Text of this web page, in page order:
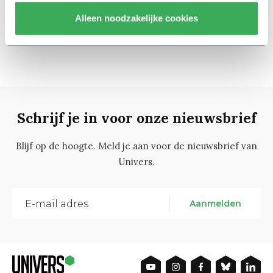
Alleen noodzakelijke cookies
Schrijf je in voor onze nieuwsbrief
Blijf op de hoogte. Meld je aan voor de nieuwsbrief van
Univers.
Aanmelden